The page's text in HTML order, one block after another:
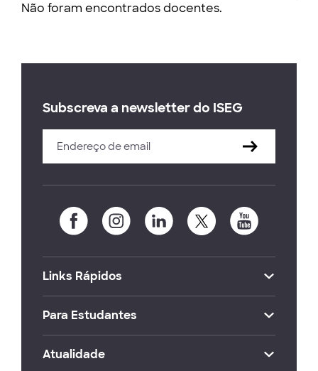
Não foram encontrados docentes.
Subscreva a newsletter do ISEG
Links Rápidos
Para Estudantes
Atualidade